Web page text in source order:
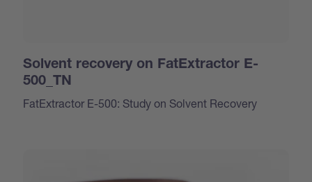
Solvent recovery on FatExtractor E-
500_TN
FatExtractor E-500: Study on Solvent Recovery